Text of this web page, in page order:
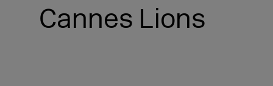
Cannes Lions